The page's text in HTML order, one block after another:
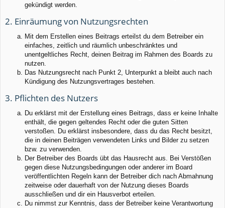
gekündigt werden.
2. Einräumung von Nutzungsrechten
Mit dem Erstellen eines Beitrags erteilst du dem Betreiber ein
einfaches, zeitlich und räumlich unbeschränktes und
unentgeltliches Recht, deinen Beitrag im Rahmen des Boards zu
nutzen.
Das Nutzungsrecht nach Punkt 2, Unterpunkt a bleibt auch nach
Kündigung des Nutzungsvertrages bestehen.
3. Pflichten des Nutzers
Du erklärst mit der Erstellung eines Beitrags, dass er keine Inhalte
enthält, die gegen geltendes Recht oder die guten Sitten
verstoßen. Du erklärst insbesondere, dass du das Recht besitzt,
die in deinen Beiträgen verwendeten Links und Bilder zu setzen
bzw. zu verwenden.
Der Betreiber des Boards übt das Hausrecht aus. Bei Verstößen
gegen diese Nutzungsbedingungen oder anderer im Board
veröffentlichten Regeln kann der Betreiber dich nach Abmahnung
zeitweise oder dauerhaft von der Nutzung dieses Boards
ausschließen und dir ein Hausverbot erteilen.
Du nimmst zur Kenntnis, dass der Betreiber keine Verantwortung